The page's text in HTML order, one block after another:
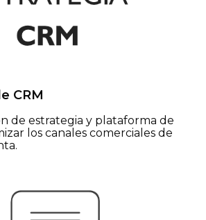
CRM
de estrategia y plataforma de
los canales comerciales de